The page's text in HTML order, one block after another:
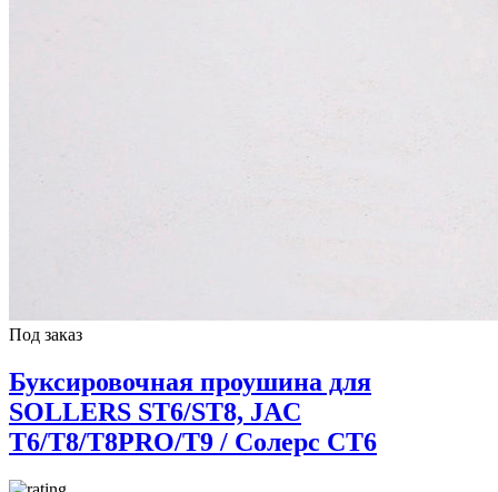
Под заказ
Буксировочная проушина для
SOLLERS ST6/ST8, JAC
T6/T8/T8PRO/T9 / Солерс СТ6